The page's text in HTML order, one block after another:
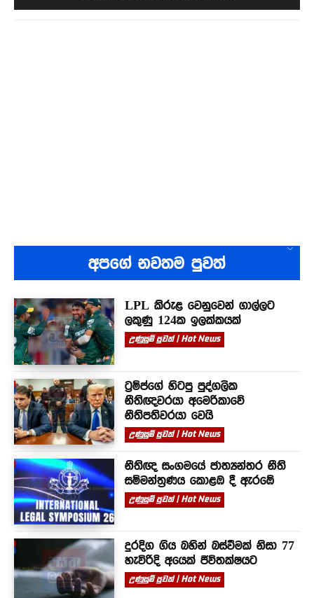
අපගේ නවතම පුවත්
LPL කිරුළ වෙනුවෙන් ගාල්ලට
ලකුණු 124ක ඉලක්කයක්
උණුසුම් පුවත් | Hot News
ට්‍රම්ප්ගේ හිටපු පුද්ගලික
නීතිඥවරයා අමෙරිකාවේ
නීතිපතිවරයා වෙයි
උණුසුම් පුවත් | Hot News
නීතිඥ සංගමයේ ජාත්‍යන්තර නීති
සම්මන්ත්‍රණය කොළඹ දී ඇරඹේ
උණුසුම් පුවත් | Hot News
දුරදිග ගිය බහින් බස්වීමක් නිසා 77
හැවිරිදි අයෙක් ජීවිතක්ෂයට
උණුසුම් පුවත් | Hot News